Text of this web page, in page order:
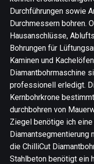
Durchführungen sowie
Durchmessern bohren.
Hausanschlüsse,
Bohrungen für
Kaminen und
Diamantbohrmaschine
professionell erledigt.
Kernbohrkrone
durchbohren von
Ziegel benötige ich
Diamantsegmentierung
die ChilliCut
Stahlbeton benötigt ein